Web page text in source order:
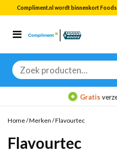
Compliment.nl wordt binnenkort
Zoeken
naar:
Bekijk alle
Gratis
Home/Merken /Flavourtec
Flavourtec